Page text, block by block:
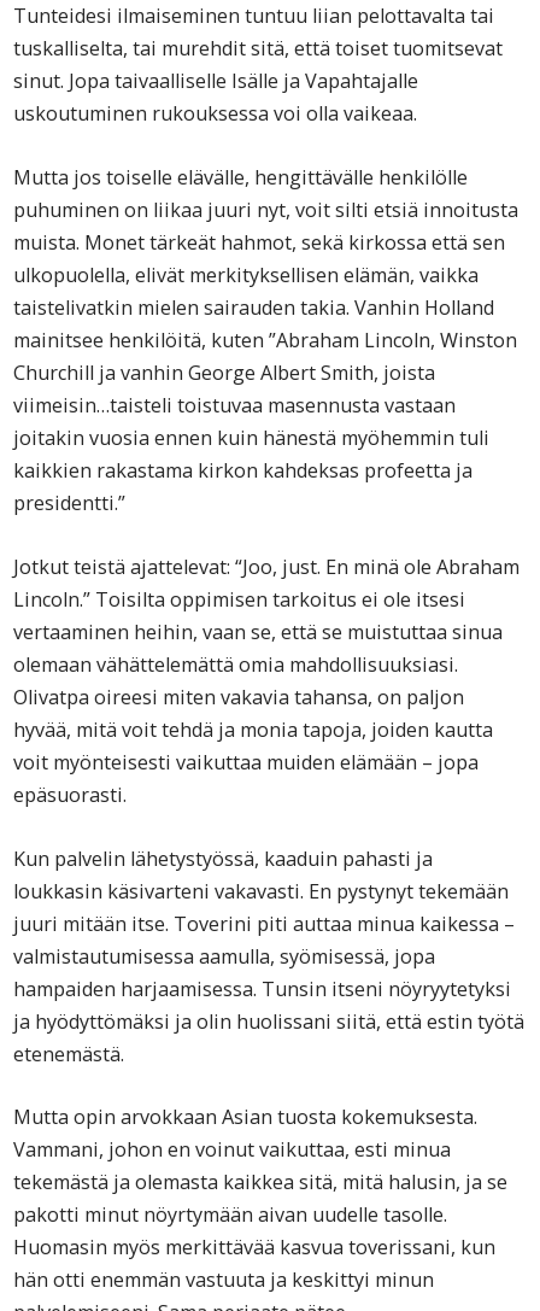
Tunteidesi ilmaiseminen tuntuu liian pelottavalta tai
tuskalliselta, tai murehdit sitä, että toiset tuomitsevat
sinut. Jopa taivaalliselle Isälle ja Vapahtajalle
uskoutuminen rukouksessa voi olla vaikeaa.
Mutta jos toiselle elävälle, hengittävälle henkilölle
puhuminen on liikaa juuri nyt, voit silti etsiä innoitusta
muista. Monet tärkeät hahmot, sekä kirkossa että sen
ulkopuolella, elivät merkityksellisen elämän, vaikka
taistelivatkin mielen sairauden takia. Vanhin Holland
mainitsee henkilöitä, kuten ”Abraham Lincoln, Winston
Churchill ja vanhin George Albert Smith, joista
viimeisin…taisteli toistuvaa masennusta vastaan
joitakin vuosia ennen kuin hänestä myöhemmin tuli
kaikkien rakastama kirkon kahdeksas profeetta ja
presidentti.”
Jotkut teistä ajattelevat: “Joo, just. En minä ole Abraham
Lincoln.” Toisilta oppimisen tarkoitus ei ole itsesi
vertaaminen heihin, vaan se, että se muistuttaa sinua
olemaan vähättelemättä omia mahdollisuuksiasi.
Olivatpa oireesi miten vakavia tahansa, on paljon
hyvää, mitä voit tehdä ja monia tapoja, joiden kautta
voit myönteisesti vaikuttaa muiden elämään – jopa
epäsuorasti.
Kun palvelin lähetystyössä, kaaduin pahasti ja
loukkasin käsivarteni vakavasti. En pystynyt tekemään
juuri mitään itse. Toverini piti auttaa minua kaikessa –
valmistautumisessa aamulla, syömisessä, jopa
hampaiden harjaamisessa. Tunsin itseni nöyryytetyksi
ja hyödyttömäksi ja olin huolissani siitä, että estin työtä
etenemästä.
Mutta opin arvokkaan Asian tuosta kokemuksesta.
Vammani, johon en voinut vaikuttaa, esti minua
tekemästä ja olemasta kaikkea sitä, mitä halusin, ja se
pakotti minut nöyrtymään aivan uudelle tasolle.
Huomasin myös merkittävää kasvua toverissani, kun
hän otti enemmän vastuuta ja keskittyi minun